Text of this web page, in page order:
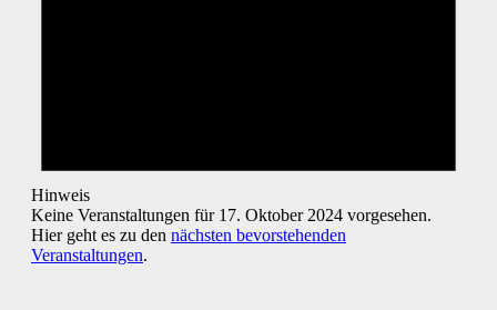
Hinweis
Keine Veranstaltungen für 17. Oktober 2024 vorgesehen.
Hier geht es zu den nächsten bevorstehenden
Veranstaltungen.